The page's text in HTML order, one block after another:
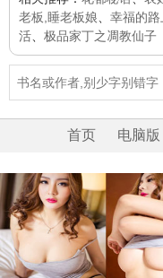
老板,睡老板娘
幸福的路
活
极品家丁之凋教仙子
首页 电脑版